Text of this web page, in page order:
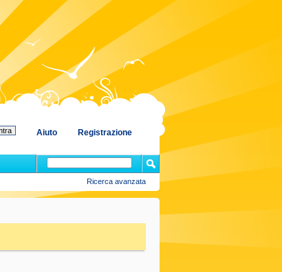
Registrazione
Aiuto
Ricerca avanzata